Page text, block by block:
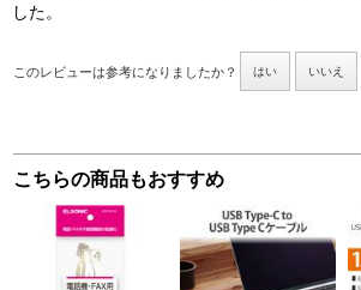
した。
このレビューは参考になりましたか？ はい いいえ
こちらの商品もおすすめ